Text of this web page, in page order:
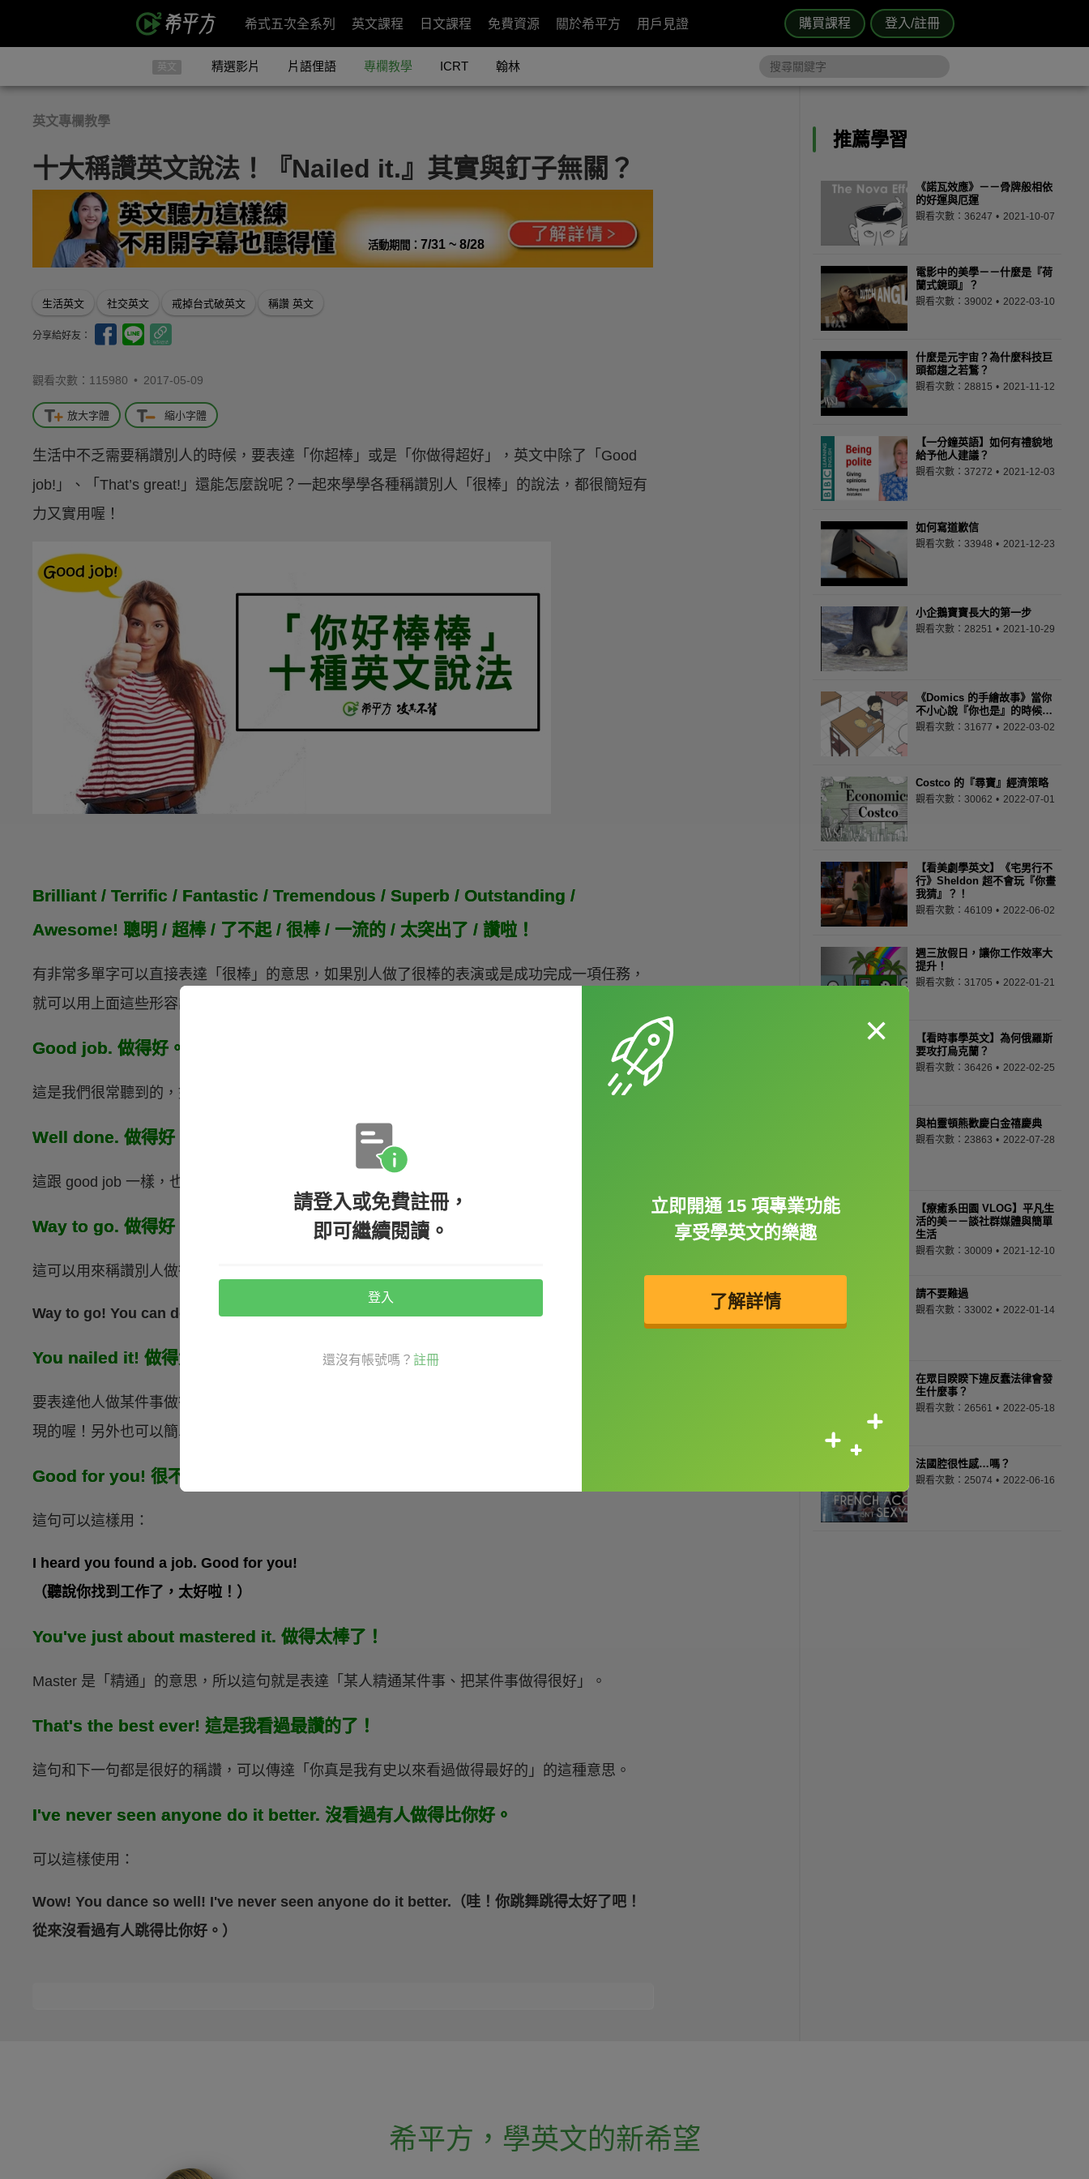
購買課程 登入/註冊
希式五次全系列 英文課程 日文課程 免費資源 關於希平方 用戶見證
英文 精選影片 片語俚語 專欄教學 ICRT 翰林
英文專欄教學
十大稱讚英文說法！『Nailed it.』其實與釘子無關？
活動期間： 7/31 ~ 8/28
生活英文 社交英文 戒掉台式破英文 稱讚 英文
分享給好友：
觀看次數：115980 • 2017-05-09
放大字體 縮小字體
生活中不乏需要稱讚別人的時候，要表達「你超棒」或是「你做得超好」，英文中除了「Good
job!」、「That’s great!」還能怎麼說呢？一起來學學各種稱讚別人「很棒」的說法，都很簡短有
力又實用喔！
Brilliant / Terrific / Fantastic / Tremendous / Superb / Outstanding /
Awesome! 聰明 / 超棒 / 了不起 / 很棒 / 一流的 / 太突出了 / 讚啦！
有非常多單字可以直接表達「很棒」的意思，如果別人做了很棒的表演或是成功完成一項任務，
就可以用上面這些形容詞稱讚他喔！
Good job. 做得好。
這是我們很常聽到的，如果考試考了一百分，老師可能就會說 Good job！
Well done. 做得好。
這跟 good job 一樣，也是形容某個人某件事做得很棒。
Way to go. 做得好。
這可以用來稱讚別人做得很好，或是鼓勵他人繼續做某件事。例如：
Way to go! You can do it!（很棒！你可以做到的！）
You nailed it! 做得太好了！
要表達他人做某件事做得很到位，很完美的做好某件事，就可以這樣說。這也是美劇裡常常會出
現的喔！另外也可以簡單說
Good for you! 很不錯喔！太好了！
這句可以這樣用：
I heard you found a job. Good for you!
（聽說你找到工作了，太好啦！）
You've just about mastered it. 做得太棒了！
Master 是「精通」的意思，所以這句就是表達「某人精通某件事、把某件事做得很好」。
That's the best ever! 這是我看過最讚的了！
這句和下一句都是很好的稱讚，可以傳達「你真是我有史以來看過做得最好的」的這種意思。
I've never seen anyone do it better. 沒看過有人做得比你好。
可以這樣使用：
Wow! You dance so well! I've never seen anyone do it better.（哇！你跳舞跳得太好了吧！
從來沒看過有人跳得比你好。）
推薦學習
《諾瓦效應》－－骨牌般相依
的好運與厄運
觀看次數：36247 2021-10-07
電影中的美學－－什麼是『荷
蘭式鏡頭』？
觀看次數：39002 2022-03-10
什麼是元宇宙？為什麼科技巨
頭都趨之若鶩？
觀看次數：28815 2021-11-12
【一分鐘英語】如何有禮貌地
給予他人建議？
觀看次數：37272 2021-12-03
如何寫道歉信
觀看次數：33948 2021-12-23
小企鵝寶寶長大的第一步
觀看次數：28251 2021-10-29
《Domics 的手繪故事》當你
不小心說『你也是』的時候…
觀看次數：31677 2022-03-02
Costco 的『尋寶』經濟策略
觀看次數：30062 2022-07-01
【看美劇學英文】《宅男行不
行》Sheldon 超不會玩『你畫
我猜』？！
觀看次數：46109 2022-06-02
週三放假日，讓你工作效率大
提升！
觀看次數：31705 2022-01-21
【看時事學英文】為何俄羅斯
要攻打烏克蘭？
觀看次數：36426 2022-02-25
與柏靈頓熊歡慶白金禧慶典
觀看次數：23863 2022-07-28
【療癒系田園 VLOG】平凡生
活的美－－談社群媒體與簡單
生活
觀看次數：30009 2021-12-10
請不要難過
觀看次數：33002 2022-01-14
在眾目睽睽下違反蠢法律會發
生什麼事？
觀看次數：26561 2022-05-18
法國腔很性感…嗎？
觀看次數：25074 2022-06-16
希平方 ， 學英文的新希望
×
請登入或免費註冊，
即可繼續閱讀。
登入
還沒有帳號嗎？ 註冊
立即開通 15 項專業功能
享受學英文的樂趣
了解詳情